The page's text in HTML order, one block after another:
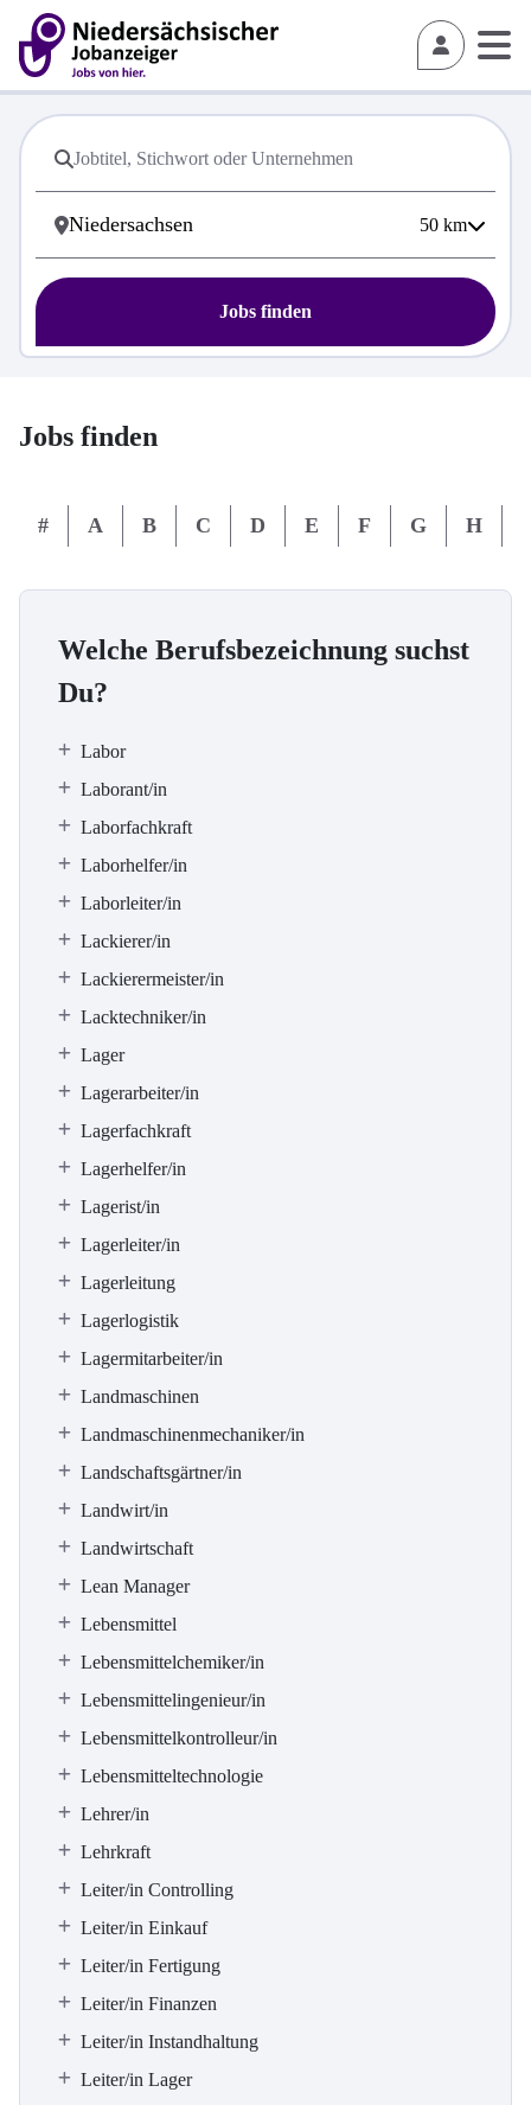
50 km
Jobs finden
Jobs finden
# A B C D E F G H
Welche Berufsbezeichnung suchst
Du?
Labor
Laborant/in
Laborfachkraft
Laborhelfer/in
Laborleiter/in
Lackierer/in
Lackierermeister/in
Lacktechniker/in
Lager
Lagerarbeiter/in
Lagerfachkraft
Lagerhelfer/in
Lagerist/in
Lagerleiter/in
Lagerleitung
Lagerlogistik
Lagermitarbeiter/in
Landmaschinen
Landmaschinenmechaniker/in
Landschaftsgärtner/in
Landwirt/in
Landwirtschaft
Lean Manager
Lebensmittel
Lebensmittelchemiker/in
Lebensmittelingenieur/in
Lebensmittelkontrolleur/in
Lebensmitteltechnologie
Lehrer/in
Lehrkraft
Leiter/in Controlling
Leiter/in Einkauf
Leiter/in Fertigung
Leiter/in Finanzen
Leiter/in Instandhaltung
Leiter/in Lager